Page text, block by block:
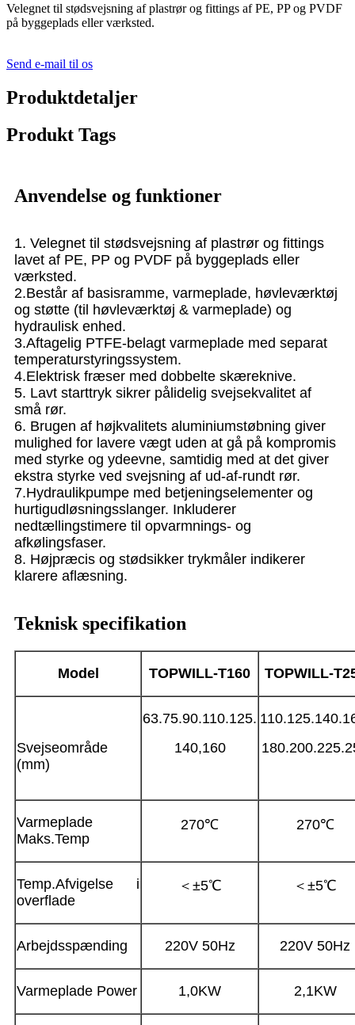
Velegnet til stødsvejsning af plastrør og fittings af PE, PP og PVDF
på byggeplads eller værksted.
Send e-mail til os
Produktdetaljer
Produkt Tags
Anvendelse og funktioner
1. Velegnet til stødsvejsning af plastrør og fittings
lavet af PE, PP og PVDF på byggeplads eller
værksted.
2.Består af basisramme, varmeplade, høvleværktøj
og støtte (til høvleværktøj & varmeplade) og
hydraulisk enhed.
3.Aftagelig PTFE-belagt varmeplade med separat
temperaturstyringssystem.
4.Elektrisk fræser med dobbelte skæreknive.
5. Lavt starttryk sikrer pålidelig svejsekvalitet af
små rør.
6. Brugen af ​​højkvalitets aluminiumstøbning giver
mulighed for lavere vægt uden at gå på kompromis
med styrke og ydeevne, samtidig med at det giver
ekstra styrke ved svejsning af ud-af-rundt rør.
7.Hydraulikpumpe med betjeningselementer og
hurtigudløsningsslanger. Inkluderer
nedtællingstimere til opvarmnings- og
afkølingsfaser.
8. Højpræcis og stødsikker trykmåler indikerer
klarere aflæsning.
Teknisk specifikation
Model TOPWILL-T160 TOPWILL-T
Svejseområde
(mm)
63.75.90.110.125.
140,160
Varmeplade
Maks.Temp
270℃ 270℃
Temp.Afvigelse i
overflade
＜±5℃ ＜±5℃
Arbejdsspænding 220V 50Hz 220V 50Hz
Varmeplade Power 1,0KW 2,1KW